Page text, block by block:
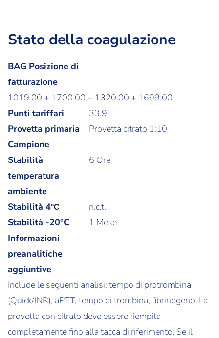
Stato della coagulazione
BAG Posizione di
fatturazione
1019.00 + 1700.00 + 1320.00 + 1699.00
Punti tariffari
33.9
Provetta primaria
Provetta citrato 1:10
Campione
Stabilità
temperatura
ambiente
6 Ore
Stabilità 4°C
n.c.t.
Stabilità -20°C
1 Mese
Informazioni
preanalitiche
aggiuntive
Include le seguenti analisi: tempo di protrombina
(Quick/INR), aPTT, tempo di trombina, fibrinogeno. La
provetta con citrato deve essere riempita
completamente fino alla tacca di riferimento. Se il